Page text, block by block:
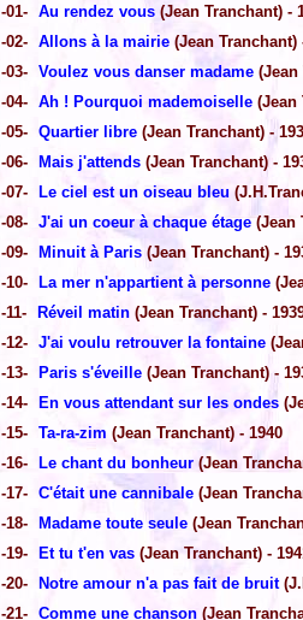
-01- Au rendez vous(Jean Tranchant) -
-02-
Allons à la mairie(Jean Tranchant)
-03-
Voulez vous danser madame(Jean
-04-
Ah ! Pourquoi mademoiselle(Jean
-05-
Quartier libre(Jean Tranchant) -
-06-
Mais j'attends(Jean Tranchant) -
-07-
Le ciel est un oiseau bleu
-08-
J'ai un coeur à chaque étage(Jean
-09-
Minuit à Paris(Jean Tranchant) -
-10-
La mer n'appartient à personne
-11-
Réveil matin(Jean Tranchant) -
-12-
J'ai voulu retrouver la fontaine
-13-
Paris s'éveille(Jean Tranchant) -
-14-
En vous attendant sur les ondes
-15-
Ta-ra-zim (Jean Tranchant) - 1940
-16-
Le chant du bonheur(Jean
-17-
C'était une cannibale(Jean
-18-
Madame toute seule(Jean
-19-
Et tu t'en vas(Jean Tranchant) -
-20-
Notre amour n'a pas fait de bruit
-21-
Comme une chanson (Jean